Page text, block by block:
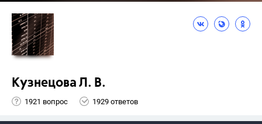
Кузнецова Л. В.
1921 вопрос 1929 ответов